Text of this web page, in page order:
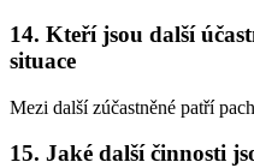
14. Kteří jsou další
situace
Mezi další zúčastněné patří
15. Jaké další činnosti